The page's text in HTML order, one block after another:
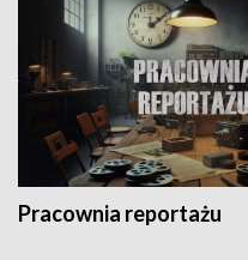
Pracownia reportażu